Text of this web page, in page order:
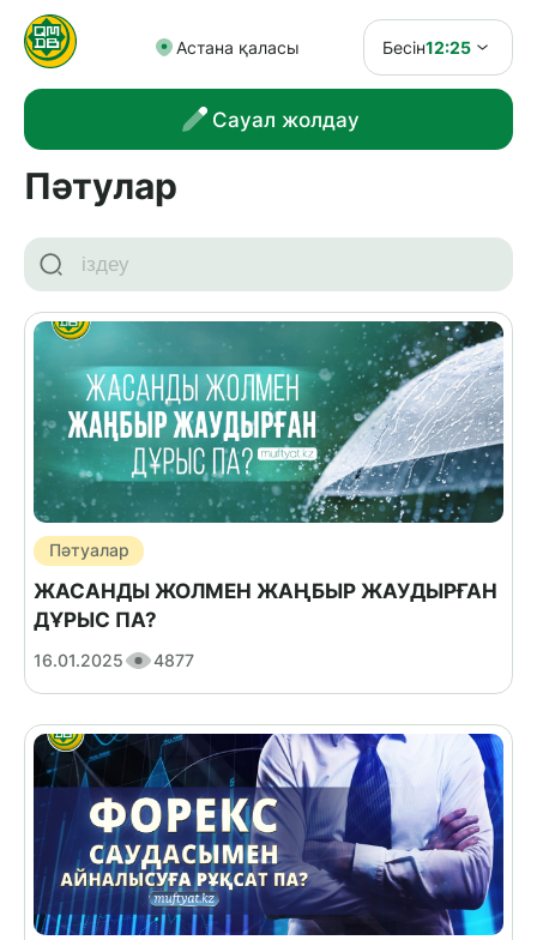
Астана қаласы Бесін12:25
Сауал жолдау
Пәтулар
Пәтуалар
ЖАСАНДЫ ЖОЛМЕН ЖАҢБЫР ЖАУДЫРҒАН
ДҰРЫС ПА?
16.01.2025 4877